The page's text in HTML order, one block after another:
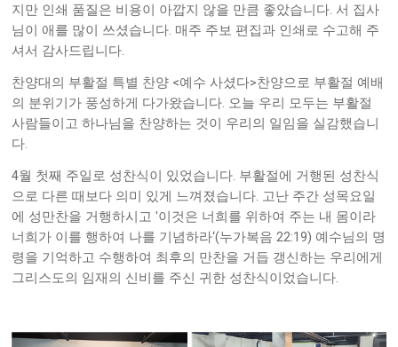
지만 인쇄 품질은 비용이 아깝지 않을 만큼 좋았습니다. 서 집사
님이 애를 많이 쓰셨습니다. 매주 주보 편집과 인쇄로 수고해 주
셔서 감사드립니다.
찬양대의 부활절 특별 찬양 <예수 사셨다>찬양으로 부활절 예배
의 분위기가 풍성하게 다가왔습니다. 오늘 우리 모두는 부활절
사람들이고 하나님을 찬양하는 것이 우리의 일임을 실감했습니
다.
4월 첫째 주일로 성찬식이 있었습니다. 부활절에 거행된 성찬식
으로 다른 때보다 의미 있게 느껴졌습니다. 고난 주간 성목요일
에 성만찬을 거행하시고 '이것은 너희를 위하여 주는 내 몸이라
너희가 이를 행하여 나를 기념하라‘(누가복음 22:19) 예수님의 명
령을 기억하고 수행하여 최후의 만찬을 거듭 갱신하는 우리에게
그리스도의 임재의 신비를 주신 귀한 성찬식이었습니다.